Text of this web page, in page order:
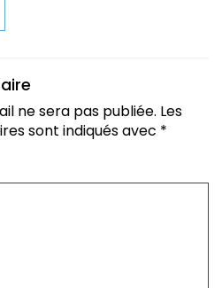
ne sera pas publiée. Les
sont indiqués avec *